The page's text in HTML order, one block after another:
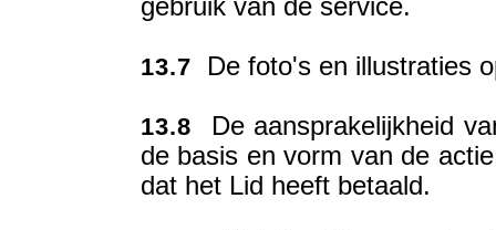
gebruik van de service.
13.7 De foto's en illustraties
13.8 De aansprakelijkheid
de basis en vorm van de
dat het Lid heeft betaald.